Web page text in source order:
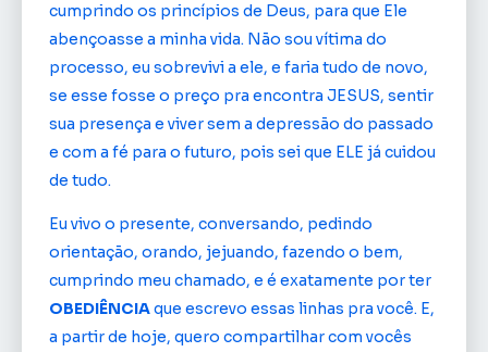
cumprindo os princípios de Deus, para que Ele
abençoasse a minha vida. Não sou vítima do
processo, eu sobrevivi a ele, e faria tudo de novo,
se esse fosse o preço pra encontra JESUS, sentir
sua presença e viver sem a depressão do passado
e com a fé para o futuro, pois sei que ELE já cuidou
de tudo.
Eu vivo o presente, conversando, pedindo
orientação, orando, jejuando, fazendo o bem,
cumprindo meu chamado, e é exatamente por ter
OBEDIÊNCIAque escrevo essas linhas pra você. E,
a partir de hoje, quero compartilhar com vocês